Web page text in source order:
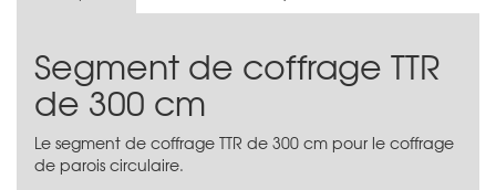
Segment de coffrage TTR
de 300 cm
Le segment de coffrage TTR de 300 cm pour le coffrage
de parois circulaire.